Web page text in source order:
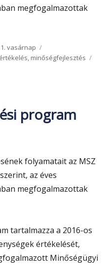
megfogalmazottak
program 2018”
vasárnap
értékelés, minőségfejlesztés
program
folyamatait az MSZ
az éves
megfogalmazottak
tartalmazza a 2016-os
értékelését,
Minőségügyi